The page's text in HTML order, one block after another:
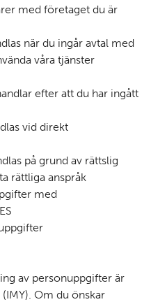
med företaget du är
när du ingår avtal med
våra tjänster
efter att du har ingått
vid direkt
på grund av rättslig
rättliga anspråk
med
av personuppgifter är
Om du önskar